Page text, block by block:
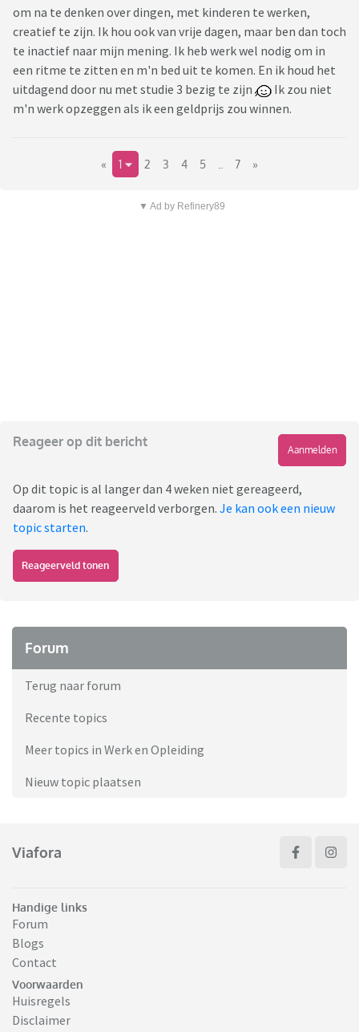
om na te denken over dingen, met kinderen te werken,
creatief te zijn. Ik hou ook van vrije dagen, maar ben dan toch
te inactief naar mijn mening. Ik heb werk wel nodig om in
een ritme te zitten en m'n bed uit te komen. En ik houd het
uitdagend door nu met studie 3 bezig te zijn
Ik zou niet
m'n werk opzeggen als ik een geldprijs zou winnen.
« 1 2 3 4 5 7 »
▼ Ad by Refinery89
Reageer op dit bericht
Aanmelden
Op dit topic is al langer dan 4 weken niet gereageerd,
daarom is het reageerveld verborgen. Je kan ook een nieuw
topic starten.
Reageerveld tonen
Forum
Terug naar forum
Recente topics
Meer topics in Werk en Opleiding
Nieuw topic plaatsen
Viafora
Handige links
Forum
Blogs
Contact
Voorwaarden
Huisregels
Disclaimer